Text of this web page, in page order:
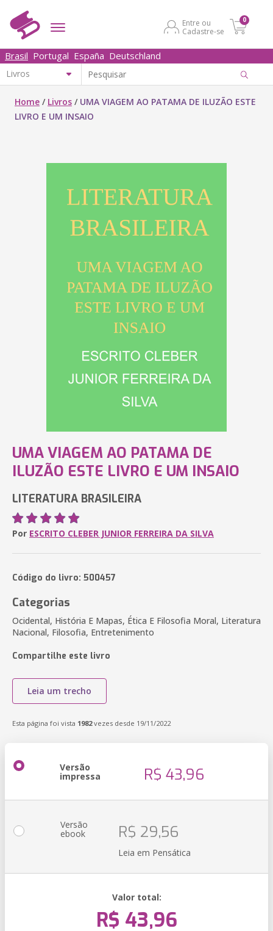
Entre ou
Cadastre-se
0
Brasil Portugal España Deutschland
Home / Livros / UMA VIAGEM AO PATAMA DE ILUZÃO ESTE
LIVRO E UM INSAIO
UMA VIAGEM AO PATAMA DE
ILUZÃO ESTE LIVRO E UM INSAIO
LITERATURA BRASILEIRA
Por ESCRITO CLEBER JUNIOR FERREIRA DA SILVA
Código do livro: 500457
Categorias
Ocidental, História E Mapas, Ética E Filosofia Moral, Literatura
Nacional, Filosofia, Entretenimento
Compartilhe este livro
Leia um trecho
Esta página foi vista 1982vezes desde 19/11/2022
Versão
impressa R$ 43,96
Versão
ebook R$ 29,56
Leia em Pensática
Valor total:
R$ 43,96